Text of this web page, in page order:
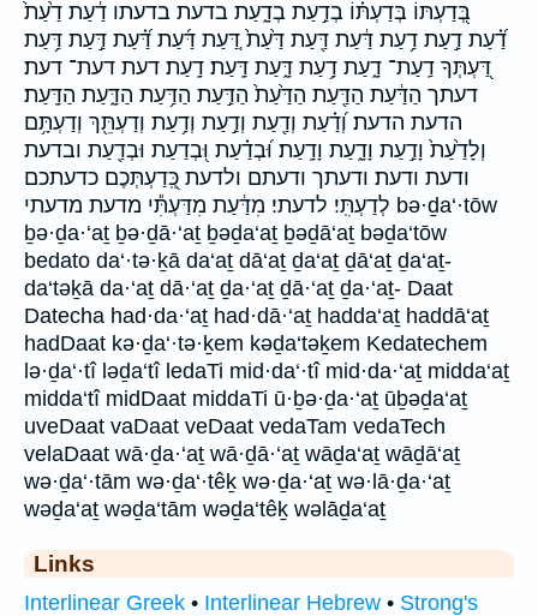
בְּ֭דַעְתּוֹ בְּדַעְתּ֗וֹ בְדַ֣עַת בְדָ֑עַת בדעת בדעתו דַ֔עַת דַ֙עַת֙
דַ֝֗עַת דַ֣עַת דַ֥עַת דַּ֔עַת דַּ֖עַת דַּ֙עַת֙ דַּ֚עַת דַּ֜עַת דַּ֝֗עַת דַּ֣עַת דַּ֥עַת
דַּ֭עְתְּךָ דַֽעַת־ דָ֑עַת דָ֥עַת דָּ֑עַת דָּֽעַת׃ דָֽעַת׃ דעת דעת־ דעת׃
דעתך הַדַּ֔עַת הַדַּ֖עַת הַדַּ֙עַת֙ הַדַּ֣עַת הַדַּ֥עַת הַדָּ֑עַת הַדָּֽעַת׃
הדעת הדעת׃ וְ֝דַ֗עַת וְדַ֖עַת וְדַ֣עַת וְדַ֥עַת וְדַעְתֵּ֖ךְ וְדַעְתָּ֥ם
וְלָדַ֙עַת֙ וָדַ֣עַת וָדָ֑עַת וָדָֽעַת׃ וּ֝בְדַ֗עַת וּ֭בְדַעַת וּבְדַ֖עַת ובדעת
ודעת ודעת׃ ודעתך ודעתם ולדעת כְּֽ֭דַעְתְּכֶם כדעתכם
לְדַעְתִּֽי׃ לדעתי׃ מִדַּ֔עַת מִדַּעְתִּ֕י מדעת מדעתי bə·ḏa‘·tōw
ḇə·ḏa·‘aṯ ḇə·ḏā·‘aṯ ḇəḏa‘aṯ ḇəḏā‘aṯ bəḏa‘tōw
bedato da‘·tə·ḵā da‘aṯ dā‘aṯ ḏa‘aṯ ḏā‘aṯ ḏa‘aṯ-
da‘təḵā da·‘aṯ dā·‘aṯ ḏa·‘aṯ ḏā·‘aṯ ḏa·‘aṯ- Daat
Datecha had·da·‘aṯ had·dā·‘aṯ hadda‘aṯ haddā‘aṯ
hadDaat kə·ḏa‘·tə·ḵem kəḏa‘təḵem Kedatechem
lə·ḏa‘·tî ləḏa‘tî ledaTi mid·da‘·tî mid·da·‘aṯ midda‘aṯ
midda‘tî midDaat middaTi ū·ḇə·ḏa·‘aṯ ūḇəḏa‘aṯ
uveDaat vaDaat veDaat vedaTam vedaTech
velaDaat wā·ḏa·‘aṯ wā·ḏā·‘aṯ wāḏa‘aṯ wāḏā‘aṯ
wə·ḏa‘·tām wə·ḏa‘·têḵ wə·ḏa·‘aṯ wə·lā·ḏa·‘aṯ
wəḏa‘aṯ wəḏa‘tām wəḏa‘têḵ wəlāḏa‘aṯ
Links
Interlinear Greek • Interlinear Hebrew • Strong's